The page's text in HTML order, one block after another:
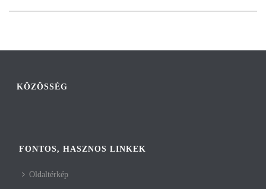
KÖZÖSSÉG
FONTOS, HASZNOS LINKEK
Oldaltérkép